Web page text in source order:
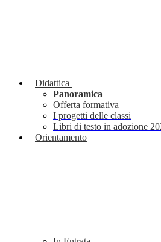
Didattica
Panoramica
Offerta formativa
I progetti delle classi
Libri di testo in adozione
Orientamento